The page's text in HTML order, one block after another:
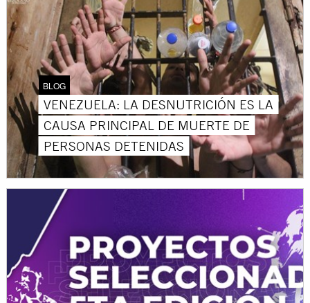
BLOG
VENEZUELA: LA DESNUTRICIÓN ES LA
CAUSA PRINCIPAL DE MUERTE DE
PERSONAS DETENIDAS